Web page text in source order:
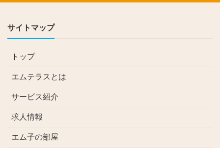
サイトマップ
トップ
エムテラスとは
サービス紹介
求人情報
エム子の部屋